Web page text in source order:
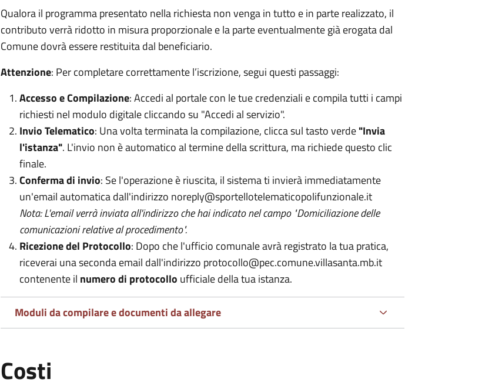
Qualora il programma presentato nella richiesta non venga in tutto e in parte realizzato, il
contributo verrà ridotto in misura proporzionale e la parte eventualmente già erogata dal
Comune dovrà essere restituita dal beneficiario.
Attenzione: Per completare correttamente l’iscrizione, segui questi passaggi:
Accesso e Compilazione: Accedi al portale con le tue credenziali e compila tutti i campi
richiesti nel modulo digitale cliccando su "Accedi al servizio".
Invio Telematico: Una volta terminata la compilazione, clicca sul tasto verde"Invia
l'istanza". L'invio non è automatico al termine della scrittura, ma richiede questo clic
finale.
Conferma di invio: Se l'operazione è riuscita, il sistema ti invierà immediatamente
un'email automatica dall'indirizzo noreply@sportellotelematicopolifunzionale.it
Nota: L'email verrà inviata all'indirizzo che hai indicato nel campo "Domiciliazione delle
comunicazioni relative al procedimento".
Ricezione del Protocollo: Dopo che l'ufficio comunale avrà registrato la tua pratica,
riceverai una seconda email dall'indirizzo protocollo@pec.comune.villasanta.mb.it
contenente il numero di protocollo ufficiale della tua istanza.
Moduli da compilare e documenti da allegare
Costi